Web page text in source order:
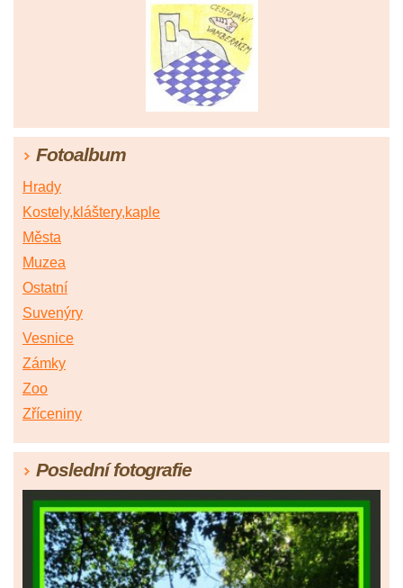
Fotoalbum
Hrady
Kostely,kláštery,kaple
Města
Muzea
Ostatní
Suvenýry
Vesnice
Zámky
Zoo
Zříceniny
Poslední fotografie